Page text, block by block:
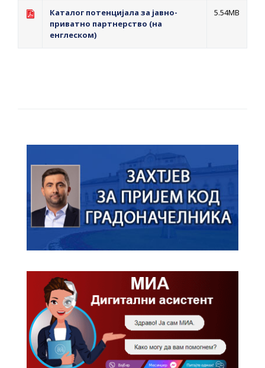
Каталог потенцијала за јавно-
приватно партнерство (на
енглеском)
5.54MB